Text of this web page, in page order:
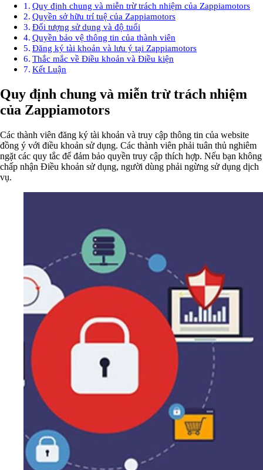
Quy định chung và miễn trừ trách nhiệm của Zappiamotors
Quyền sở hữu trí tuệ của Zappiamotors
Đối tượng sử dụng và độ tuổi
Quyền bảo vệ thông tin của thành viên
Đăng ký tài khoản và lưu ý tại Zappiamotors
Thắc mắc về Điều khoản và Điều kiện
Kết Luận
Quy định chung và miễn trừ trách nhiệm
của Zappiamotors
Các thành viên đăng ký tài khoản và truy cập thông tin của website
đồng ý với điều khoản sử dụng. Các thành viên phải tuân thủ nghiêm
ngặt các quy tắc để đảm bảo quyền truy cập thích hợp. Nếu bạn không
chấp nhận Điều khoản sử dụng, người dùng phải ngừng sử dụng dịch
vụ.